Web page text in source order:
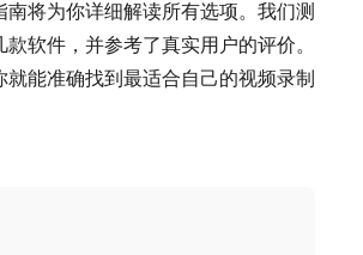
南将为你详细解读所有选项。我们测
软件，并参考了真实用户的评价。
就能准确找到最适合自己的视频录制